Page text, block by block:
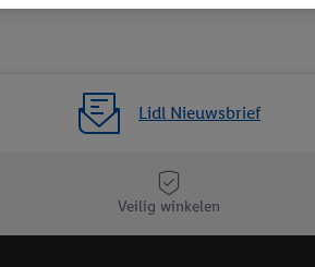
Lidl Nieuwsbrief
Veilig winkelen
door het product in een
of met identifiers waarover Criteo
kan je er meer informatie vinden over de
voor de optie dat er enkel technisch